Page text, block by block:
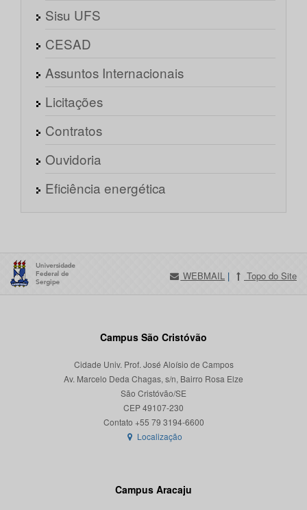
Sisu UFS
CESAD
Assuntos Internacionais
Licitações
Contratos
Ouvidoria
Eficiência energética
WEBMAIL | Topo do Site
Campus São Cristóvão
Cidade Univ. Prof. José Aloísio de Campos
Av. Marcelo Deda Chagas, s/n, Bairro Rosa Elze
São Cristóvão/SE
CEP 49107-230
Localização
Campus Aracaju